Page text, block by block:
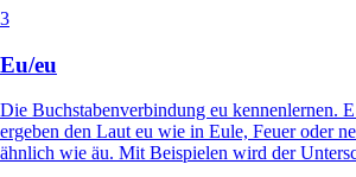
3
Eu/eu
Die Buchstabenverbindung eu kennenlernen.
ergeben den Laut eu wie in Eule, Feuer oder
ähnlich wie äu. Mit Beispielen wird der